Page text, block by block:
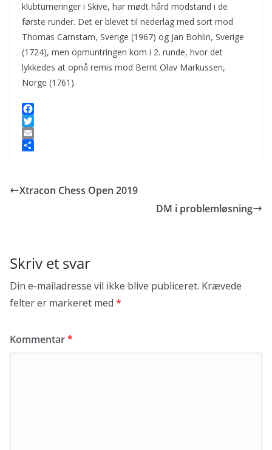
klubturneringer i Skive, har mødt hård modstand i de
første runder. Det er blevet til nederlag med sort mod
Thomas Carnstam, Sverige (1967) og Jan Bohlin, Sverige
(1724), men opmuntringen kom i 2. runde, hvor det
lykkedes at opnå remis mod Bernt Olav Markussen,
Norge (1761).
F
a
c
o
T
w
e
E
lr
Xtracon Chess Open 2019
DM i problemløsning
Skriv et svar
Din e-mailadresse vil ikke blive publiceret. Krævede
felter er markeret med *
Kommentar*